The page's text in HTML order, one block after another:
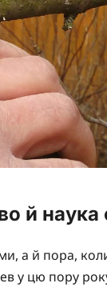
й
а й пора,
у цю пору